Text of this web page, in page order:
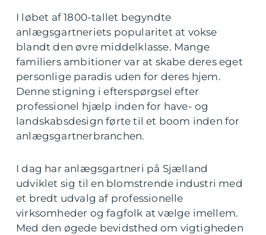
I løbet af 1800-tallet begyndte
anlægsgartneriets popularitet at vokse
blandt den øvre middelklasse. Mange
familiers ambitioner var at skabe deres eget
personlige paradis uden for deres hjem.
Denne stigning i efterspørgsel efter
professionel hjælp inden for have- og
landskabsdesign førte til et boom inden for
anlægsgartnerbranchen.
I dag har anlægsgartneri på Sjælland
udviklet sig til en blomstrende industri med
et bredt udvalg af professionelle
virksomheder og fagfolk at vælge imellem.
Med den øgede bevidsthed om vigtigheden